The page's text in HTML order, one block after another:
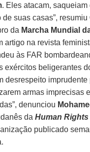
. Eles atacam, saqueiam
de suas casas”, resumiu
da Marcha Mundial
artigo na revista
às FAR
exércitos beligerantes
desrespeito
armas imprecisas
denunciou
daHuman Rights
publicado